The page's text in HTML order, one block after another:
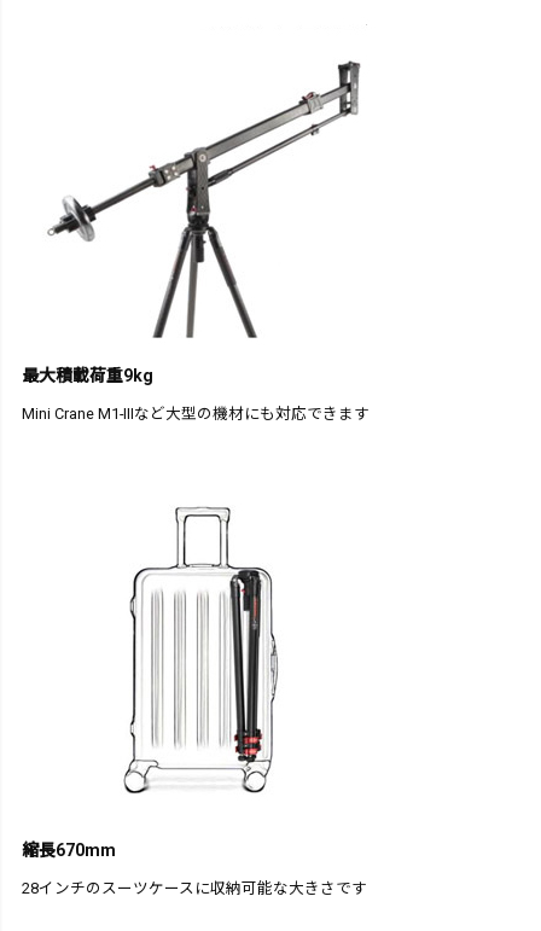
最大積載荷重9kg
Mini Crane M1-IIIなど大型の機材にも対応できます
縮長670mm
28インチのスーツケースに収納可能な大きさです